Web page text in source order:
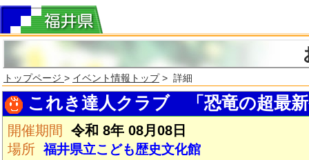
トップページ > イベント情報トップ> 詳細
これき達人クラブ 「恐竜の超最
開催期間
令和 8年 08月08日
場所 福井県立こども歴史文化館